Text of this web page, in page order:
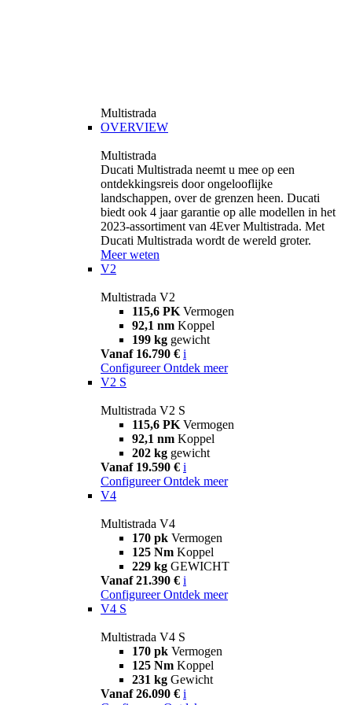
Multistrada
OVERVIEW
Multistrada
Ducati Multistrada neemt u mee op een
ontdekkingsreis door ongelooflijke
landschappen, over de grenzen heen. Ducati
biedt ook 4 jaar garantie op alle modellen in het
2023-assortiment van 4Ever Multistrada. Met
Ducati Multistrada wordt de wereld groter.
Meer weten
V2
Multistrada V2
115,6 PK Vermogen
92,1 nm Koppel
199 kg gewicht
Vanaf 16.790 € i
Configureer Ontdek meer
V2 S
Multistrada V2 S
115,6 PK Vermogen
92,1 nm Koppel
202 kg gewicht
Vanaf 19.590 € i
Configureer Ontdek meer
V4
Multistrada V4
170 pk Vermogen
125 Nm Koppel
229 kg GEWICHT
Vanaf 21.390 € i
Configureer Ontdek meer
V4 S
Multistrada V4 S
170 pk Vermogen
125 Nm Koppel
231 kg Gewicht
Vanaf 26.090 € i